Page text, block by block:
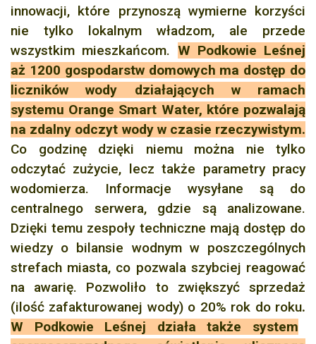
innowacji, które przynoszą wymierne korzyści
nie tylko lokalnym władzom, ale przede
wszystkim mieszkańcom. W Podkowie Leśnej
aż 1200 gospodarstw domowych ma dostęp do
liczników wody działających w ramach
systemu Orange Smart Water, które pozwalają
na zdalny odczyt wody w czasie rzeczywistym.
Co godzinę dzięki niemu można nie tylko
odczytać zużycie, lecz także parametry pracy
wodomierza. Informacje wysyłane są do
centralnego serwera, gdzie są analizowane.
Dzięki temu zespoły techniczne mają dostęp do
wiedzy o bilansie wodnym w poszczególnych
strefach miasta, co pozwala szybciej reagować
na awarię. Pozwoliło to zwiększyć sprzedaż
(ilość zafakturowanej wody) o 20% rok do roku.
W Podkowie Leśnej działa także system